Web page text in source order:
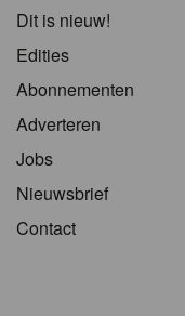
Dit is nieuw!
Edities
Abonnementen
Adverteren
Jobs
Nieuwsbrief
Contact